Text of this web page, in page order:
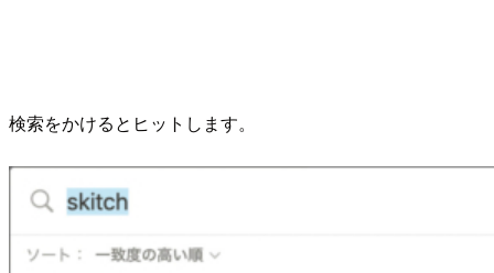
検索をかけるとヒットします。